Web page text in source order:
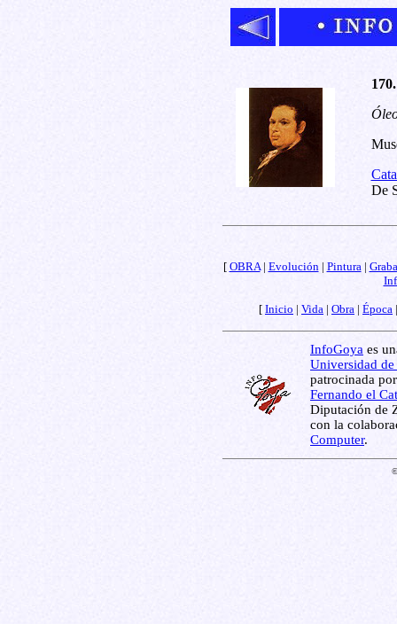
De
[ OBRA| Evolución| Pintura|
[ Inicio | Vida | Obra | Época
InfoGoya es
Universidad de
patrocinada
Fernando el
Diputación de
con la
Computer.